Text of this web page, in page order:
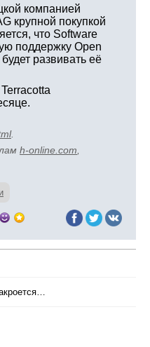
компанией
крупной покупкой
что Software
поддержку Open
развивать её
.
h-online.com